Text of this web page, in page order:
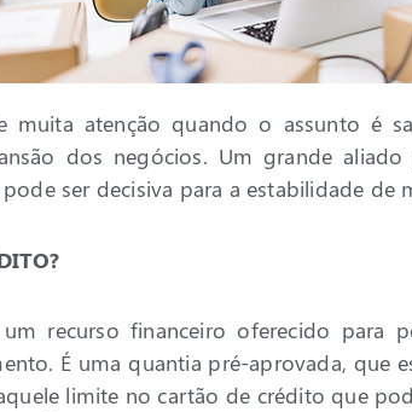
muita atenção quando o assunto é
dos negócios. Um grande
ser decisiva para a estabilidade de
recurso financeiro oferecido para
É uma quantia pré-aprovada, que
limite no cartão de crédito que